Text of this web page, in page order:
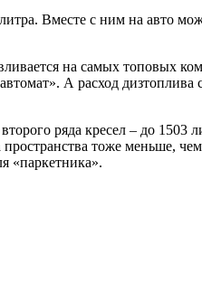
Вместе с ним на авто
на самых топовых
А расход дизтоплива
ряда кресел – до
пространства тоже меньше,
«паркетника».